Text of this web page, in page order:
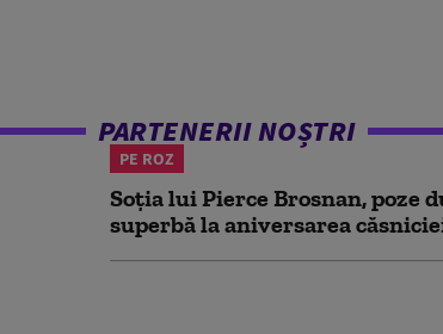
PARTENERII NOȘTRI
PE ROZ
Soția lui Pierce Brosnan, poze
superbă la aniversarea